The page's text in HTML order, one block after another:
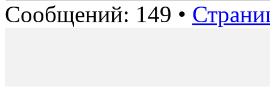
Сообщений: 149 •